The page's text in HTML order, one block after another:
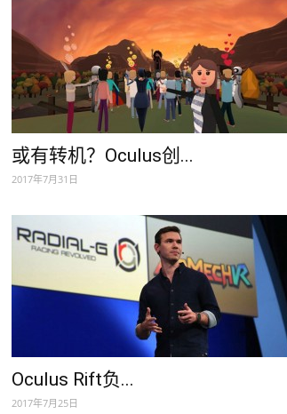
或有转机？Oculus创...
2017年7月31日
Oculus Rift负...
2017年7月25日